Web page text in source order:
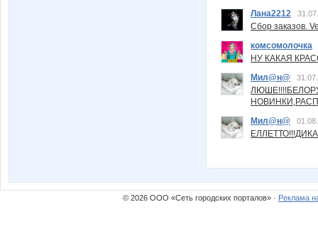
Лана2212
Сбор заказов.
комсомолочка
НУ КАКАЯ
Мил@н@
Мил@н@
© 2026 ООО «Сеть городских порталов» · Реклама